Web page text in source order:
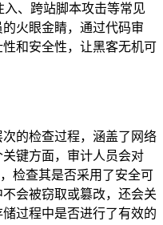
、跨站脚本攻击等常见
火眼金睛，通过代码审
和安全性，让黑客无机可
的检查过程，涵盖了网络
键方面，审计人员会对
检查其是否采用了安全可
会被窃取或篡改，还会关
过程中是否进行了有效的